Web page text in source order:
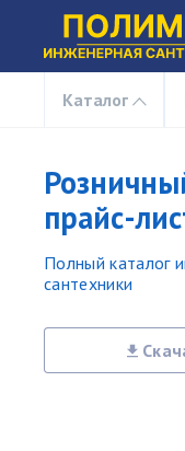
Каталог
прайс-
Полный каталог
сантехники